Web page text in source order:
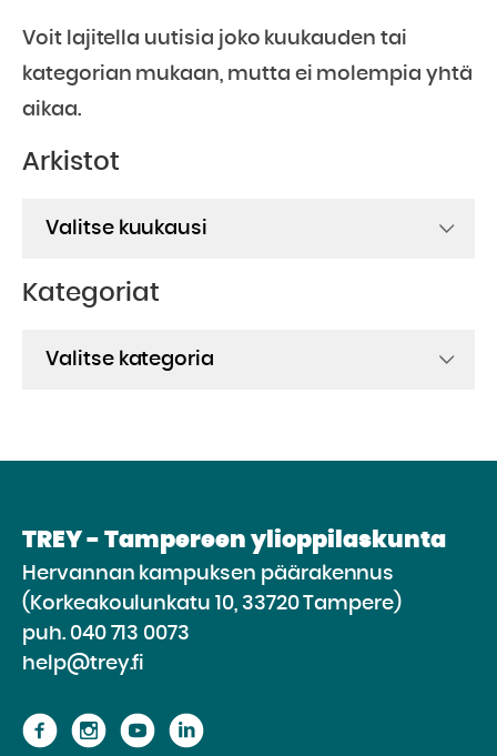
Voit lajitella uutisia joko kuukauden tai
kategorian mukaan, mutta ei molempia yhtä
aikaa.
Arkistot
Kategoriat
TREY - Tampereen ylioppilaskunta
Hervannan kampuksen päärakennus
(Korkeakoulunkatu 10, 33720 Tampere)
puh. 040 713 0073
help@trey.fi
SiirrySiirrySiirrySiirry